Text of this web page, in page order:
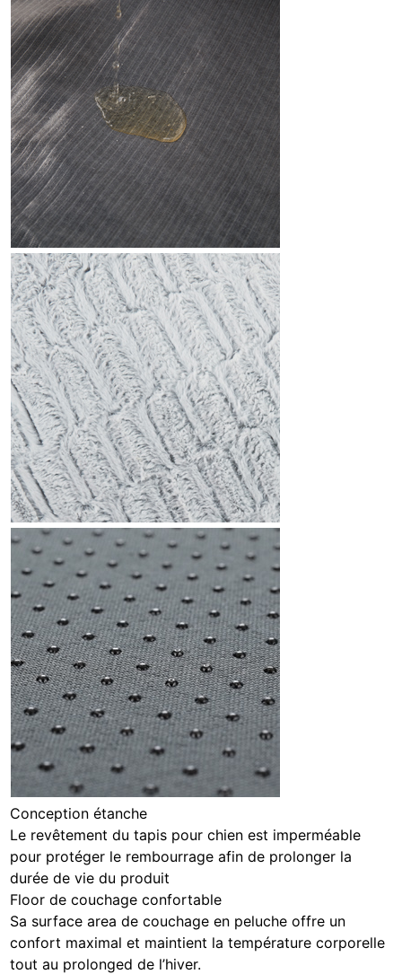
Conception étanche
Le revêtement du tapis pour chien est imperméable
pour protéger le rembourrage afin de prolonger la
durée de vie du produit
Floor de couchage confortable
Sa surface area de couchage en peluche offre un
confort maximal et maintient la température corporelle
tout au prolonged de l’hiver.